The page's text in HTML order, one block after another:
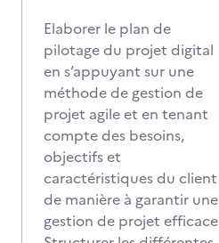
Elaborer le plan de
pilotage du projet digital
en s’appuyant sur une
méthode de gestion de
projet agile et en tenant
compte des besoins,
objectifs et
caractéristiques du client
de manière à garantir une
gestion de projet efficace